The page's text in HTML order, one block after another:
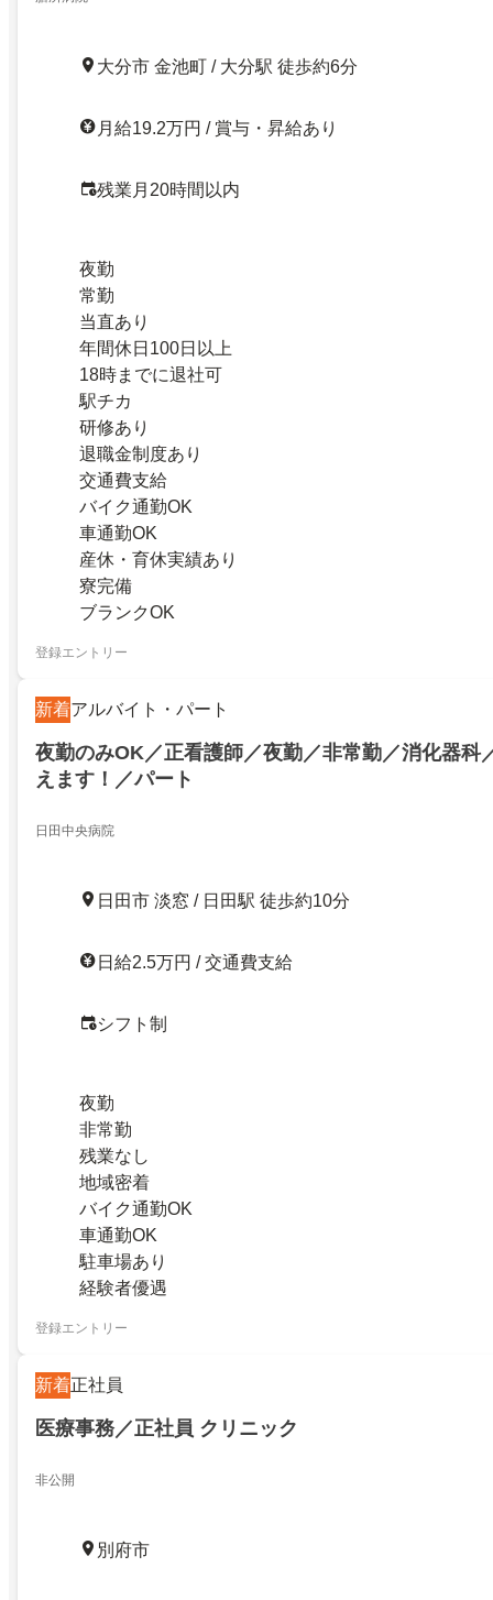
大分市 金池町 / 大分駅 徒歩約6分
月給19.2万円 / 賞与・昇給あり
残業月20時間以内
夜勤
常勤
当直あり
年間休日100日以上
18時までに退社可
駅チカ
研修あり
退職金制度あり
交通費支給
バイク通勤OK
車通勤OK
産休・育休実績あり
寮完備
ブランクOK
登録エントリー
新着アルバイト・パート
夜勤のみOK／正看護師／夜勤／非常勤／消化器科
えます！／パート
日田中央病院
日田市 淡窓 / 日田駅 徒歩約10分
日給2.5万円 / 交通費支給
シフト制
夜勤
非常勤
残業なし
地域密着
バイク通勤OK
車通勤OK
駐車場あり
経験者優遇
登録エントリー
新着正社員
医療事務／正社員 クリニック
非公開
別府市